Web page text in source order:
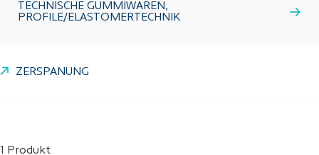
TECHNISCHE GUMMIWAREN,
PROFILE/ELASTOMERTECHNIK
ZERSPANUNG
1 Produkt